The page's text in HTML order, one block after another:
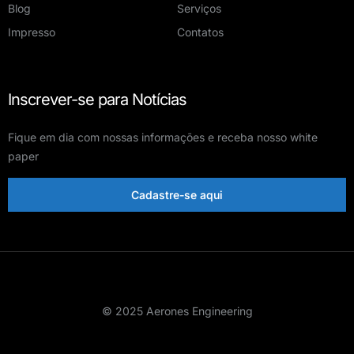
Blog
Serviços
Impresso
Contatos
Inscrever-se para Notícias
Fique em dia com nossas informações e receba nosso white
paper
Cadastre-se aqui
© 2025 Aerones Engineering